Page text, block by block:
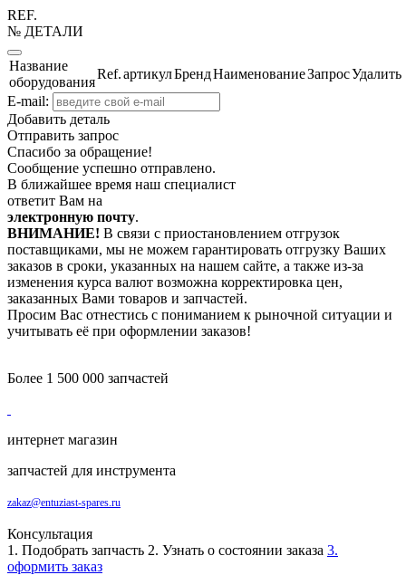
REF.
№ ДЕТАЛИ
Название
оборудования
Ref.артикулБрендНаименованиеЗапросУдалить
E-mail:
Добавить деталь
Отправить запрос
Спасибо за обращение!
Сообщение успешно отправлено.
В ближайшее время наш специалист
ответит Вам на
электронную почту.
ВНИМАНИЕ! В связи с приостановлением отгрузок
поставщиками, мы не можем гарантировать отгрузку Ваших
заказов в сроки, указанных на нашем сайте, а также из-за
изменения курса валют возможна корректировка цен,
заказанных Вами товаров и запчастей.
Просим Вас отнестись с пониманием к рыночной ситуации и
учитывать её при оформлении заказов!
Более 1 500 000 запчастей
интернет магазин
запчастей для инструмента
zakaz@entuziast-spares.ru
Консультация
1. Подобрать запчасть 2. Узнать о состоянии заказа 3.
оформить заказ